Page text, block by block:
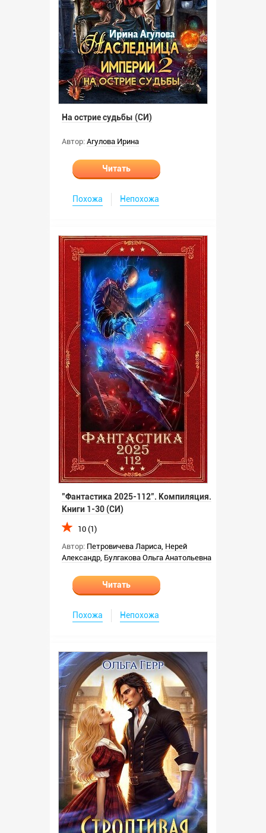
На острие судьбы (СИ)
Автор: Агулова Ирина
Читать
Похожа Непохожа
"Фантастика 2025-112". Компиляция.
Книги 1-30 (СИ)
10 (1)
Автор: Петровичева Лариса, Нерей
Александр, Булгакова Ольга Анатольевна
Читать
Похожа Непохожа